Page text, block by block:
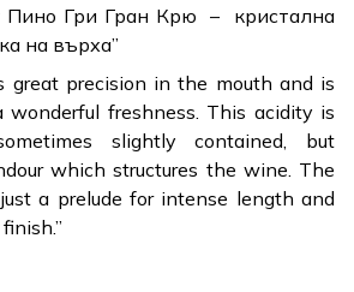
Пино Гри Гран Крю – кристална
на върха”
great precision in the mouth and is
wonderful freshness. This acidity is
slightly contained, but
which structures the wine. The
a prelude for intense length and